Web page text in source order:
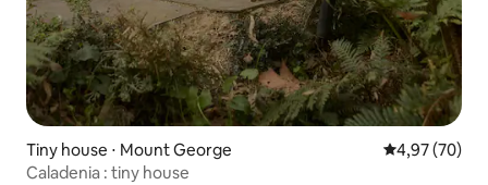
Tiny house ⋅ Mount George Évaluation
4,97 (70)
Caladenia : tiny house